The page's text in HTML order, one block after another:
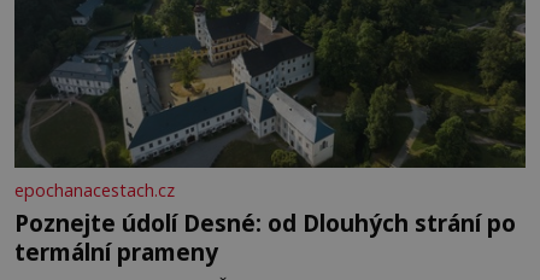
epochanacestach.cz
Poznejte údolí Desné: od Dlouhých strání po
termální prameny